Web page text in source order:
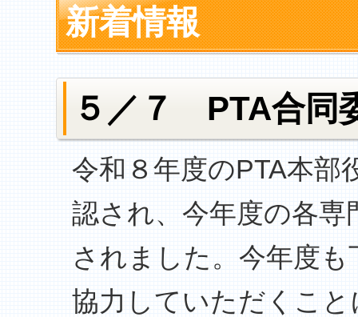
新着情報
５／７ PTA合同
令和８年度のPTA本部
認され、今年度の各専
されました。今年度
協力していただくこ